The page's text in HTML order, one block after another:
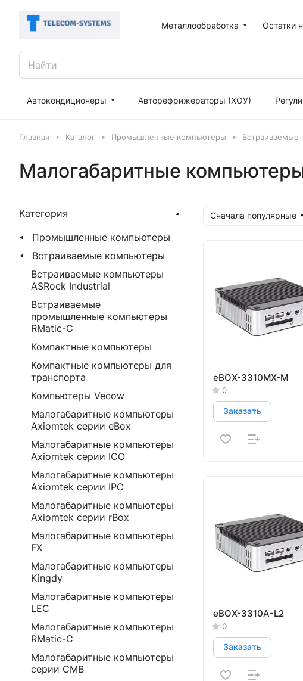
Металлообработка Остатки
Автокондиционеры Авторефрижераторы (ХОУ)
Главная Каталог Промышленные компьютеры Встраиваемые
Малогабаритные
Сначала популярные
eBOX-3310MX-M
0
Заказать
eBOX-3310A-L2
0
Заказать
Категория
Промышленные компьютеры
Встраиваемые компьютеры
Встраиваемые компьютеры
ASRock Industrial
Встраиваемые
промышленные компьютеры
RMatic-C
Компактные компьютеры
Компактные компьютеры для
транспорта
Компьютеры Vecow
Малогабаритные компьютеры
Axiomtek серии eBox
Малогабаритные компьютеры
Axiomtek серии ICO
Малогабаритные компьютеры
Axiomtek серии IPC
Малогабаритные компьютеры
Axiomtek серии rBox
Малогабаритные компьютеры
FX
Малогабаритные компьютеры
Kingdy
Малогабаритные компьютеры
LEC
Малогабаритные компьютеры
RMatic-C
Малогабаритные компьютеры
серии CMB